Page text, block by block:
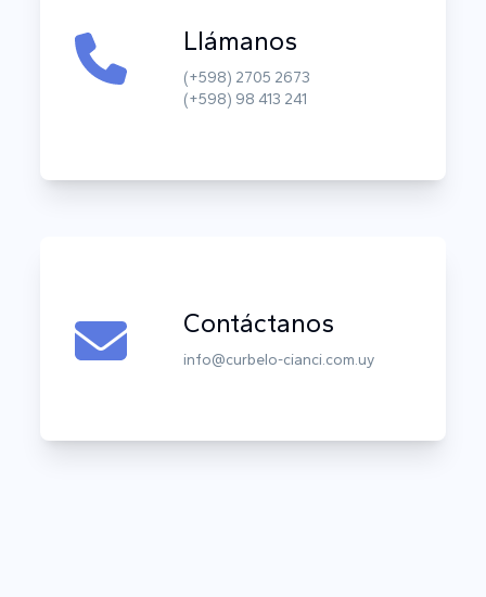
Llámanos
(+598) 2705 2673
(+598) 98 413 241
Contáctanos
info@curbelo-cianci.com.uy